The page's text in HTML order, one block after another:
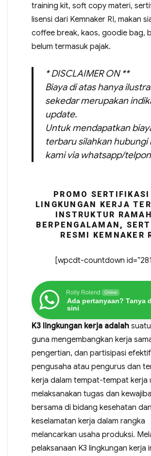
training kit, soft copy materi,
lisensi dari Kemnaker RI, makan
coffee break, kaos, goodie bag,
belum termasuk pajak.
* DISCLAIMER ON **
Biaya di atas hanya
sekedar merupakan
update.
Untuk mendapatkan
terbaru silahkan hubungi
kami via whatsapp/telpon
PROMO SERTIFIKASI
LINGKUNGAN KERJA
INSTRUKTUR
BERPENGALAMAN,
RESMI KEMNAKER
[wpcdt-countdown
Rolly Rolend Online
Ada pertanyaan? Tanya
sini
K3 lingkungan kerja adalah
guna mengembangkan kerja
pengertian, dan partisipasi
pengusaha atau pengurus dan
kerja dalam tempat-tempat kerja
melaksanakan tugas dan
bersama di bidang kesehatan dan
keselamatan kerja dalam rangka
melancarkan usaha produksi.
pelaksanaan K3 lingkungan kerja